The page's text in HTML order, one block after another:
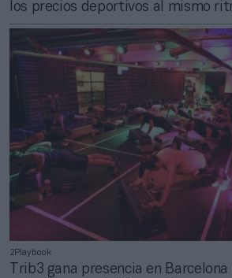
los precios deportivos al mismo
2Playbook
Trib3 gana presencia en